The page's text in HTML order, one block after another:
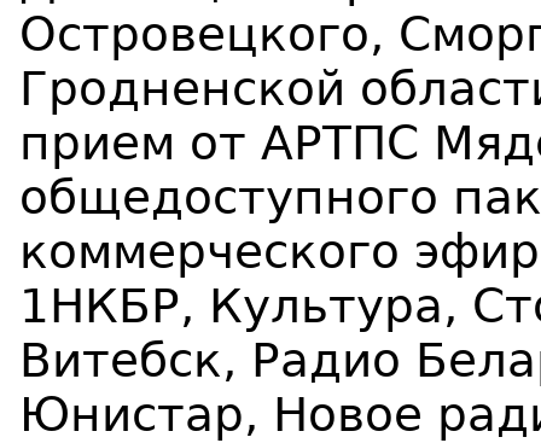
Островецкого,
Гродненской
прием от АРТПС
общедоступного
коммерческого
1НКБР, Культура,
Витебск, Радио
Юнистар, Новое